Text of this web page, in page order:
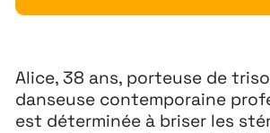
Alice, 38 ans, porteuse de
danseuse contemporaine
est déterminée à briser les